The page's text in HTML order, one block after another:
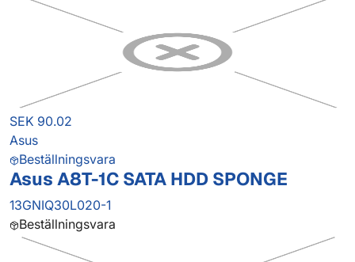
SEK 90.02
Asus
Beställningsvara
Asus A8T-1C SATA HDD SPONGE
13GNIQ30L020-1
Beställningsvara